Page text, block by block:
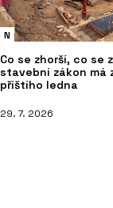
N
Co se zhorší, co se
stavební zákon
příštího ledna
29. 7. 2026